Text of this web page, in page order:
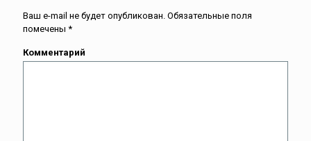
Ваш e-mail не будет опубликован. Обязательные поля
помечены *
Комментарий